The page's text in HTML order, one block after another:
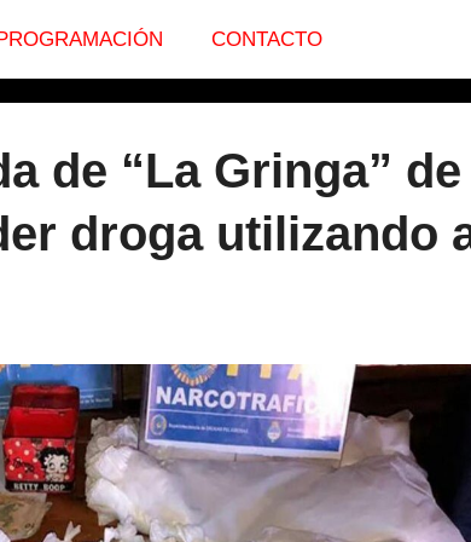
CONTACTO
de “La Gringa” de
droga utilizando